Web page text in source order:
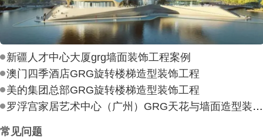
新疆人才中心大厦grg墙面装饰工程案例
澳门四季酒店GRG旋转楼梯造型装饰工程
美的集团总部GRG旋转楼梯造型装饰工程
罗浮宫家居艺术中心（广州）GRG天花与墙面造型装饰工程
常见问题